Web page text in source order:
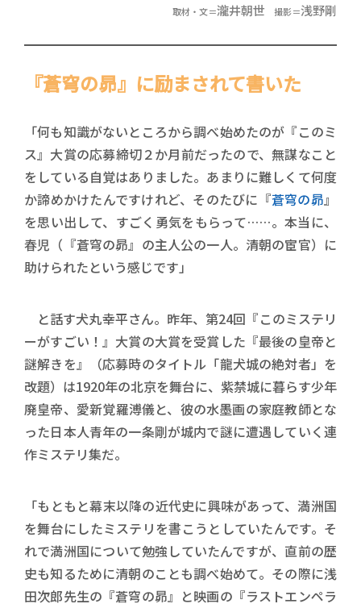
取材・文＝瀧井朝世 撮影＝浅野剛
『蒼穹の昴』に励まされて書いた
「何も知識がないところから調べ始めたのが『このミ
ス』大賞の応募締切２か月前だったので、無謀なこと
をしている自覚はありました。あまりに難しくて何度
か諦めかけたんですけれど、そのたびに『蒼穹の昴』
を思い出して、すごく勇気をもらって……。本当に、
春児（『蒼穹の昴』の主人公の一人。清朝の宦官）に
助けられたという感じです」
と話す犬丸幸平さん。昨年、第24回『このミステリ
ーがすごい！』大賞の大賞を受賞した『最後の皇帝と
謎解きを』（応募時のタイトル「龍犬城の絶対者」を
改題）は1920年の北京を舞台に、紫禁城に暮らす少年
廃皇帝、愛新覚羅溥儀と、彼の水墨画の家庭教師とな
った日本人青年の一条剛が城内で謎に遭遇していく連
作ミステリ集だ。
「もともと幕末以降の近代史に興味があって、満洲国
を舞台にしたミステリを書こうとしていたんです。そ
れで満洲国について勉強していたんですが、直前の歴
史も知るために清朝のことも調べ始めて。その際に浅
田次郎先生の『蒼穹の昴』と映画の『ラストエンペラ